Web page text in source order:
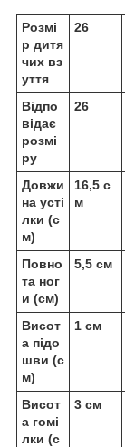
Розмі
р дитя
чих вз
уття
26
Відпо
відає
розмі
ру
26
Довжи
на усті
лки (с
м)
16,5 с
м
Повно
та ног
и (см)
5,5 см
Висот
а підо
шви (с
м)
1 см
Висот
а гомі
лки (с
3 см